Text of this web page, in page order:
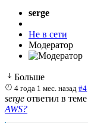
serge
Не в сети
Модератор
Больше
4 года 1 мес. назад #4
serge ответил в теме
AWS?